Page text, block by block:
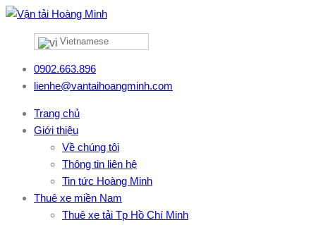
Vietnamese
0902.663.896
lienhe@vantaihoangminh.com
Trang chủ
Giới thiệu
Về chúng tôi
Thông tin liên hệ
Tin tức Hoàng Minh
Thuê xe miền Nam
Thuê xe tải Tp Hồ Chí Minh